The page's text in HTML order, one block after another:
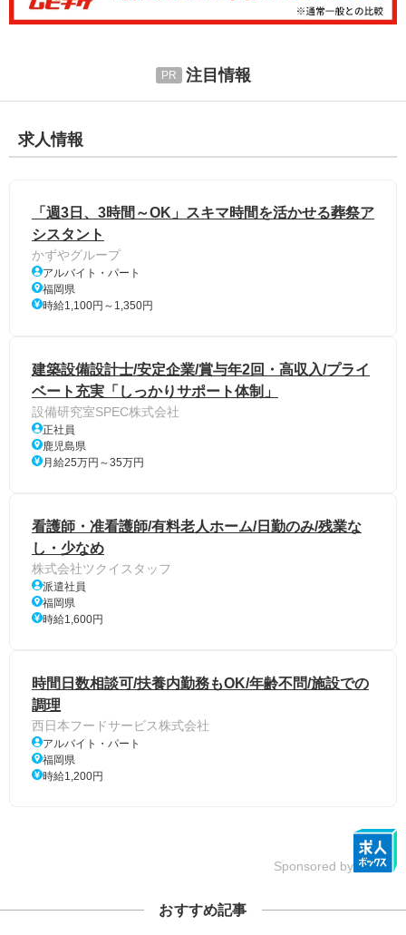
注目情報
求人情報
「週3日、3時間～OK」スキマ時間を活かせる葬祭ア
シスタント
かずやグループ
アルバイト・パート
福岡県
時給1,100円～1,350円
建築設備設計士/安定企業/賞与年2回・高収入/プライ
ベート充実「しっかりサポート体制」
設備研究室SPEC株式会社
正社員
鹿児島県
月給25万円～35万円
看護師・准看護師/有料老人ホーム/日勤のみ/残業な
し・少なめ
株式会社ツクイスタッフ
派遣社員
福岡県
時給1,600円
時間日数相談可/扶養内勤務もOK/年齢不問/施設での
調理
西日本フードサービス株式会社
アルバイト・パート
福岡県
時給1,200円
Sponsored by
おすすめ記事